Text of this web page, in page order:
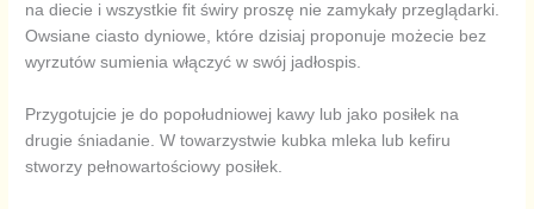
na diecie i wszystkie fit świry proszę nie zamykały przeglądarki.
Owsiane ciasto dyniowe, które dzisiaj proponuje możecie bez
wyrzutów sumienia włączyć w swój jadłospis.
Przygotujcie je do popołudniowej kawy lub jako posiłek na
drugie śniadanie. W towarzystwie kubka mleka lub kefiru
stworzy pełnowartościowy posiłek.